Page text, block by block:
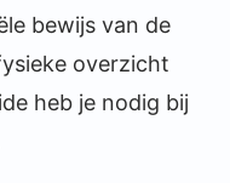
bewijs van de
overzicht
heb je nodig bij